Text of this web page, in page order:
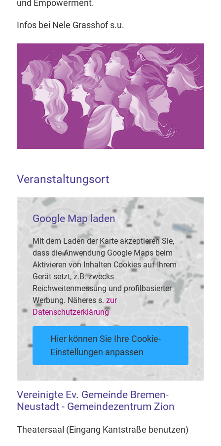
und Empowerment.
Infos bei Nele Grasshof s.u.
Veranstaltungsort
Google Map laden
Mit dem Laden der Karte akzeptieren Sie,
dass die Anwendung Google Maps beim
Aktivieren von Inhalten Cookies auf Ihrem
Gerät setzt, z.B. zwecks
Reichweitenmessung und profilbasierter
Werbung. Näheres s. zur
Datenschutzerklärung
Hier können Sie Ihre Cookie-
Einstellungen anpassen
Vereinigte Ev. Gemeinde Bremen-
Neustadt - Gemeindezentrum Zion
Theatersaal (Eingang Kantstraße benutzen)